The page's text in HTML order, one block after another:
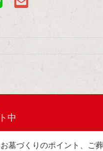
中
墓づくりのポイント、ご